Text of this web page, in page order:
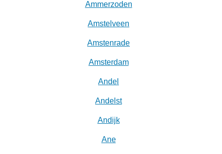
Ammerzoden
Amstelveen
Amstenrade
Amsterdam
Andel
Andelst
Andijk
Ane